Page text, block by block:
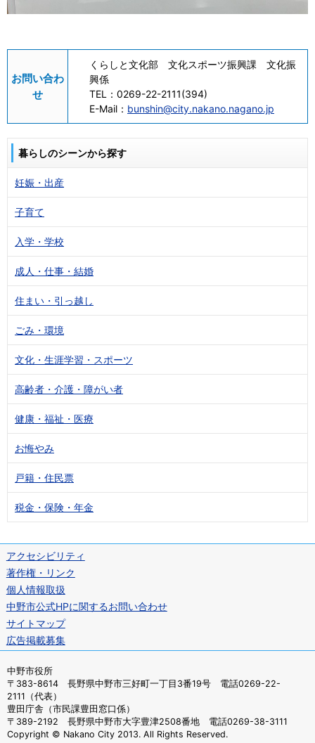
お問い合わ
せ
くらしと文化部 文化スポーツ振興課 文化振
興係
TEL： 0269-22-2111(394)
E-Mail： bunshin@city.nakano.nagano.jp
暮らしのシーンから探す
妊娠・出産
子育て
入学・学校
成人・仕事・結婚
住まい・引っ越し
ごみ・環境
文化・生涯学習・スポーツ
高齢者・介護・障がい者
健康・福祉・医療
お悔やみ
戸籍・住民票
税金・保険・年金
アクセシビリティ
著作権・リンク
個人情報取扱
中野市公式HPに関するお問い合わせ
サイトマップ
広告掲載募集
中野市役所
〒383-8614 長野県中野市三好町一丁目3番19号 電話0269-22-
2111（代表）
豊田庁舎（市民課豊田窓口係）
〒389-2192 長野県中野市大字豊津2508番地 電話0269-38-3111
Copyright © Nakano City 2013. All Rights Reserved.